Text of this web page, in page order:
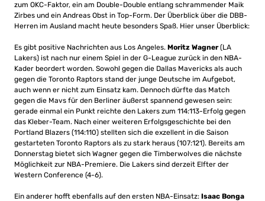
zum OKC-Faktor, ein am Double-Double entlang schrammender Maik
Zirbes und ein Andreas Obst in Top-Form. Der Überblick über die DBB-
Herren im Ausland macht heute besonders Spaß. Hier unser Überblick:
Es gibt positive Nachrichten aus Los Angeles. Moritz Wagner(LA
Lakers) ist nach nur einem Spiel in der G-League zurück in den NBA-
Kader beordert worden. Sowohl gegen die Dallas Mavericks als auch
gegen die Toronto Raptors stand der junge Deutsche im Aufgebot,
auch wenn er nicht zum Einsatz kam. Dennoch dürfte das Match
gegen die Mavs für den Berliner äußerst spannend gewesen sein:
gerade einmal ein Punkt reichte den Lakers zum 114:113-Erfolg gegen
das Kleber-Team. Nach einer weiteren Erfolgsgeschichte bei den
Portland Blazers (114:110) stellten sich die exzellent in die Saison
gestarteten Toronto Raptors als zu stark heraus (107:121). Bereits am
Donnerstag bietet sich Wagner gegen die Timberwolves die nächste
Möglichkeit zur NBA-Premiere. Die Lakers sind derzeit Elfter der
Western Conference (4-6).
Ein anderer hofft ebenfalls auf den ersten NBA-Einsatz: Isaac Bonga